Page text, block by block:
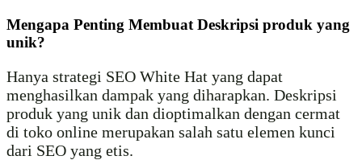
Mengapa Penting Membuat Deskripsi produk yang
unik?
Hanya strategi SEO White Hat yang dapat
menghasilkan dampak yang diharapkan. Deskripsi
produk yang unik dan dioptimalkan dengan cermat
di toko online merupakan salah satu elemen kunci
dari SEO yang etis.